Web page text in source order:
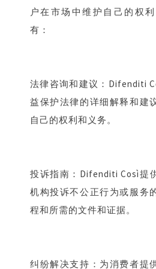
户在市场中维护自己的权利
有：
法律咨询和建议：Difenditi
益保护法律的详细解释和建
自己的权利和义务。
投诉指南：Difenditi Così提
机构投诉不公正行为或服务
程和所需的文件和证据。
纠纷解决支持：为消费者提